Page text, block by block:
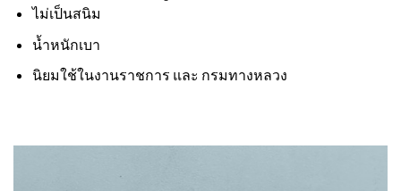
ไม่เป็นสนิม
น้ำหนักเบา
นิยมใช้ในงานราชการ และ กรมทางหลวง